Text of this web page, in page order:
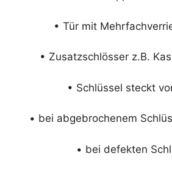
• Tür mit
• Zusatzschlösser z.B.
• Schlüssel steckt
• bei abgebrochenem
• bei defekten